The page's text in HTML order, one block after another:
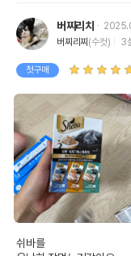
버찌리치
버찌리찌 (수컷) 3
첫구매
쉬바를